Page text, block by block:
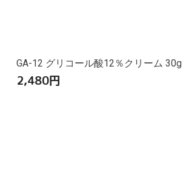
GA-12 グリコール酸12％クリーム 30g
2,480円